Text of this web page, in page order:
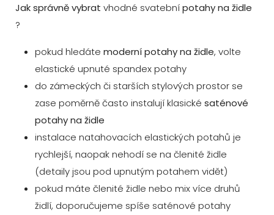
Jak správně vybrat vhodné svatebnípotahy na židle
?
pokud hledáte moderní potahy na židle, volte
elastické upnuté spandex potahy
do zámeckých či starších stylových prostor se
zase poměrně často instalují klasické saténové
potahy na židle
instalace natahovacích elastických potahů je
rychlejší, naopak nehodí se na členité židle
(detaily jsou pod upnutým potahem vidět)
pokud máte členité židle nebo mix více druhů
židlí, doporučujeme spíše saténové potahy